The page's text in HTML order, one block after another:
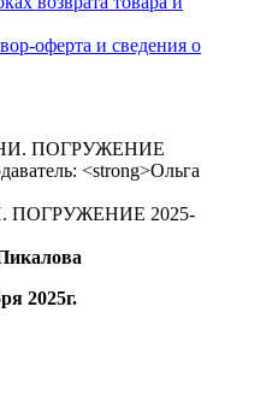
оферта и сведения о
ПОГРУЖЕНИЕ 2025-
2025г.